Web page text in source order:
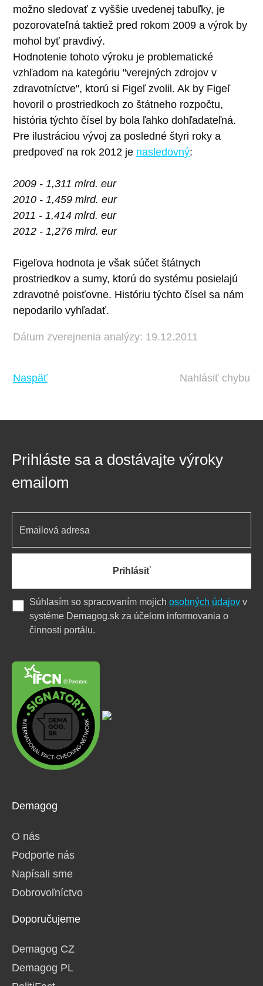
možno sledovať z vyššie uvedenej tabuľky, je
pozorovateľná taktiež pred rokom 2009 a výrok by
mohol byť pravdivý.
Hodnotenie tohoto výroku je problematické
vzhľadom na kategóriu "verejných zdrojov v
zdravotníctve", ktorú si Figeľ zvolil. Ak by Figeľ
hovoril o prostriedkoch zo štátneho rozpočtu,
história týchto čísel by bola ľahko dohľadateľná.
Pre ilustráciou vývoj za posledné štyri roky a
predpoveď na rok 2012 je nasledovný:
2009 - 1,311 mlrd. eur
2010 - 1,459 mlrd. eur
2011 - 1,414 mlrd. eur
2012 - 1,276 mlrd. eur
Figeľova hodnota je však súčet štátnych
prostriedkov a sumy, ktorú do systému posielajú
zdravotné poisťovne. Históriu týchto čísel sa nám
nepodarilo vyhľadať.
Dátum zverejnenia analýzy: 19.12.2011
Naspäť Nahlásiť chybu
Demagog
O nás
Podporte nás
Napísali sme
Dobrovoľníctvo
Doporučujeme
Demagog CZ
Demagog PL
Prihláste sa a dostávajte výroky
emailom
Prihlásiť
Súhlasím so spracovaním mojich osobných údajov v
systéme Demagog.sk za účelom informovania o
činnosti portálu.